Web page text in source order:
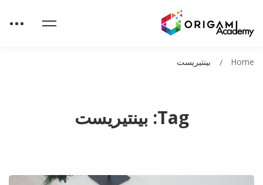
Tag: بينتيريست
Home بينتيريست